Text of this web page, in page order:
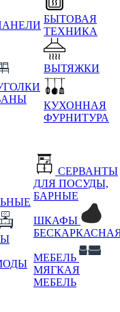
БЫТОВАЯ
ТЕХНИКА
ВЫТЯЖКИ
КУХОННАЯ
ФУРНИТУРА
СЕРВАНТЫ
ДЛЯ ПОСУДЫ,
БАРНЫЕ
ШКАФЫ
МЕБЕЛЬ
МЯГКАЯ
МЕБЕЛЬ